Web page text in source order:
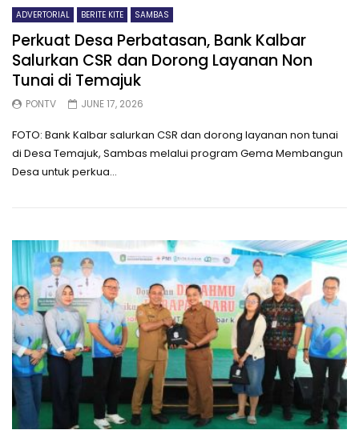
ADVERTORIAL BERITE KITE SAMBAS
Perkuat Desa Perbatasan, Bank Kalbar
Salurkan CSR dan Dorong Layanan Non
Tunai di Temajuk
PONTV JUNE 17, 2026
FOTO: Bank Kalbar salurkan CSR dan dorong layanan non tunai
di Desa Temajuk, Sambas melalui program Gema Membangun
Desa untuk perkua...